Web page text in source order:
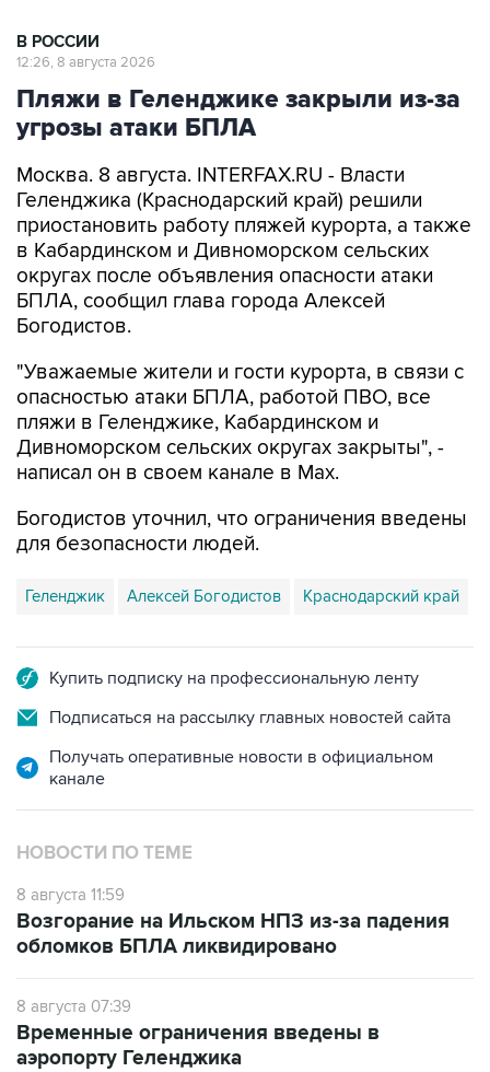
В РОССИИ
12:26, 8 августа 2026
Пляжи в Геленджике закрыли из-за
угрозы атаки БПЛА
Москва. 8 августа. INTERFAX.RU - Власти
Геленджика (Краснодарский край) решили
приостановить работу пляжей курорта, а также
в Кабардинском и Дивноморском сельских
округах после объявления опасности атаки
БПЛА, сообщил глава города Алексей
Богодистов.
"Уважаемые жители и гости курорта, в связи с
опасностью атаки БПЛА, работой ПВО, все
пляжи в Геленджике, Кабардинском и
Дивноморском сельских округах закрыты", -
написал он в своем канале в Max.
Богодистов уточнил, что ограничения введены
для безопасности людей.
Геленджик Алексей Богодистов Краснодарский край
Купить подписку на профессиональную ленту
Подписаться на рассылку главных новостей сайта
Получать оперативные новости в официальном
канале
НОВОСТИ ПО ТЕМЕ
8 августа 11:59
Возгорание на Ильском НПЗ из-за падения
обломков БПЛА ликвидировано
8 августа 07:39
Временные ограничения введены в
аэропорту Геленджика